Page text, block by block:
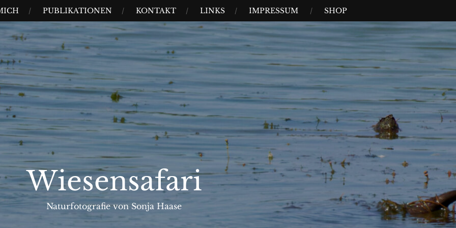
PUBLIKATIONEN KONTAKT LINKS IMPRESSUM SHOP
Wiesensafari
Naturfotografie von Sonja Haase